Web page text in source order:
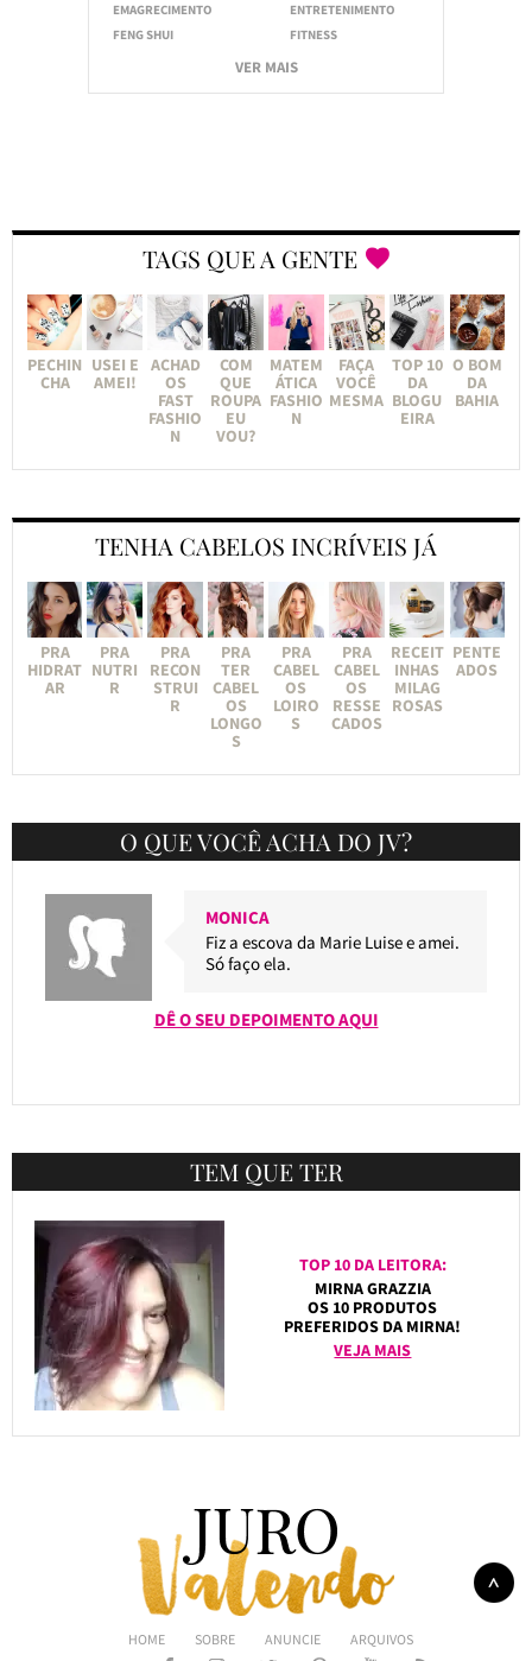
EMAGRECIMENTO
ENTRETENIMENTO
FENG SHUI
FITNESS
VER MAIS
TAGS QUE A GENTE
PECHIN
CHA
USEI E
AMEI!
ACHAD
OS
FAST
FASHIO
N
COM
QUE
ROUPA
EU
VOU?
MATEM
ÁTICA
FASHIO
N
FAÇA
VOCÊ
MESMA
TOP 10
DA
BLOGU
EIRA
O BOM
DA
BAHIA
TENHA CABELOS INCRÍVEIS JÁ
PRA
HIDRAT
AR
PRA
NUTRI
R
PRA
RECON
STRUI
R
PRA
TER
CABEL
OS
LONGO
S
PRA
CABEL
OS
LOIRO
S
PRA
CABEL
OS
RESSE
CADOS
RECEIT
INHAS
MILAG
ROSAS
PENTE
ADOS
O QUE VOCÊ ACHA DO JV?
MONICA
Fiz a escova da Marie Luise e amei.
Só faço ela.
DÊ O SEU DEPOIMENTO AQUI
TEM QUE TER
TOP 10 DA LEITORA:
MIRNA GRAZZIA
OS 10 PRODUTOS
PREFERIDOS DA MIRNA!
VEJA MAIS
HOME SOBRE ANUNCIE ARQUIVOS